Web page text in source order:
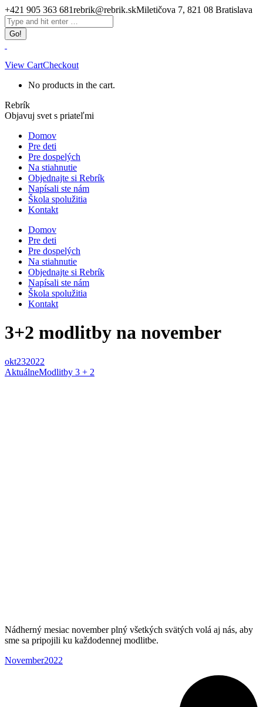
Skip
to
content
+421 905 363 681rebrik@rebrik.skMiletičova 7, 821 08 Bratislava
Facebook
page
opens
in
new
window
Search:
View CartCheckout
No products in the cart.
Rebrík
Objavuj svet s priateľmi
Domov
Pre deti
Pre dospelých
Na stiahnutie
Objednajte si Rebrík
Napísali ste nám
Škola spolužitia
Kontakt
Domov
Pre deti
Pre dospelých
Na stiahnutie
Objednajte si Rebrík
Napísali ste nám
Škola spolužitia
Kontakt
3+2 modlitby na november
okt232022
AktuálneModlitby 3 + 2
Nádherný mesiac november plný všetkých svätých volá aj nás, aby
sme sa pripojili ku každodennej modlitbe.
November2022